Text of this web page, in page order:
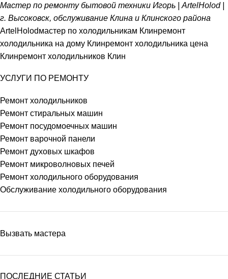
Мастер по ремонту бытовой техники Игорь | ArtelHolod |
г. Высоковск, обслуживание Клина и Клинского района
ArtelHolodмастер по холодильникам Клинремонт
холодильника на дому Клинремонт холодильника цена
Клинремонт холодильников Клин
УСЛУГИ ПО РЕМОНТУ
Ремонт холодильников
Ремонт стиральных машин
Ремонт посудомоечных машин
Ремонт варочной панели
Ремонт духовых шкафов
Ремонт микроволновых печей
Ремонт холодильного оборудования
Обслуживание холодильного оборудования
Вызвать мастера
ПОСЛЕДНИЕ СТАТЬИ